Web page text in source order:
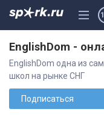
EnglishDom -
EnglishDom одна из
школ на рынке СНГ
Подписаться